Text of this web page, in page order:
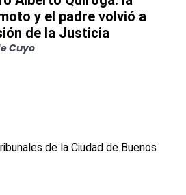
y el padre volvió a
de la Justicia
Cuyo